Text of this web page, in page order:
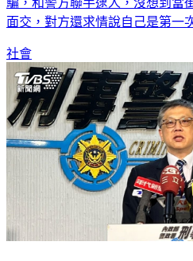
騙，和警方聯手逮人，沒想到當
面交，對方還求情說自己是第一
社會